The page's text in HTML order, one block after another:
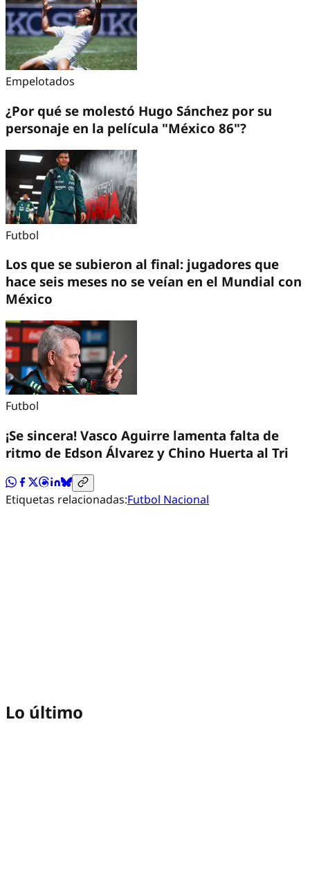
Empelotados
¿Por qué se molestó Hugo Sánchez por su
personaje en la película "México 86"?
Futbol
Los que se subieron al final: jugadores que
hace seis meses no se veían en el Mundial con
México
Futbol
¡Se sincera! Vasco Aguirre lamenta falta de
ritmo de Edson Álvarez y Chino Huerta al Tri
Etiquetas relacionadas:Futbol Nacional
Lo último